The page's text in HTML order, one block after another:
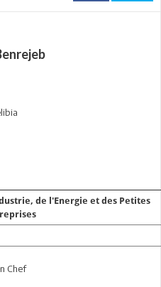
de l'Energie et des Petites
Chef